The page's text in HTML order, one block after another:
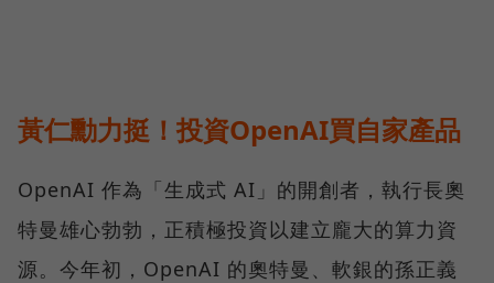
黃仁勳力挺！投資OpenAI買自家產品
OpenAI 作為「生成式 AI」的開創者，執行長奧
特曼雄心勃勃，正積極投資以建立龐大的算力資
源。今年初，OpenAI 的奧特曼、軟銀的孫正義